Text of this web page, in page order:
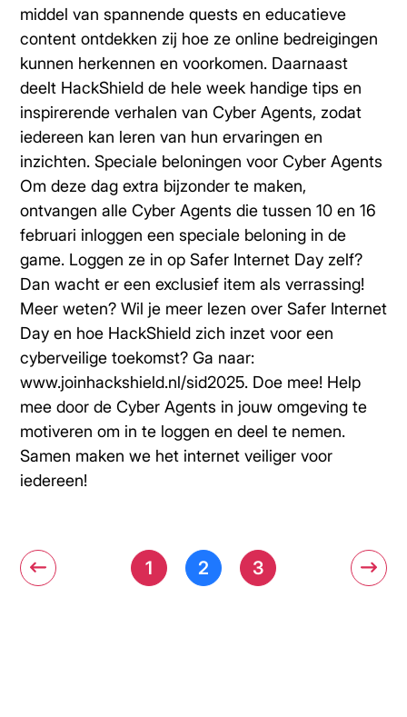
middel van spannende quests en educatieve
content ontdekken zij hoe ze online bedreigingen
kunnen herkennen en voorkomen. Daarnaast
deelt HackShield de hele week handige tips en
inspirerende verhalen van Cyber Agents, zodat
iedereen kan leren van hun ervaringen en
inzichten. Speciale beloningen voor Cyber Agents
Om deze dag extra bijzonder te maken,
ontvangen alle Cyber Agents die tussen 10 en 16
februari inloggen een speciale beloning in de
game. Loggen ze in op Safer Internet Day zelf?
Dan wacht er een exclusief item als verrassing!
Meer weten? Wil je meer lezen over Safer Internet
Day en hoe HackShield zich inzet voor een
cyberveilige toekomst? Ga naar:
www.joinhackshield.nl/sid2025. Doe mee! Help
mee door de Cyber Agents in jouw omgeving te
motiveren om in te loggen en deel te nemen.
Samen maken we het internet veiliger voor
iedereen!
1 2 3